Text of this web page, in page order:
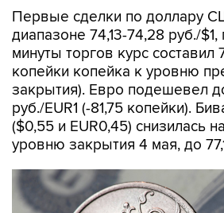
Первые сделки по доллару
диапазоне 74,13-74,28 руб./
минуты торгов курс составил
копейки копейка к уровню
закрытия). Евро подешевел
руб./EUR1 (-81,75 копейки).
($0,55 и EUR0,45) снизилась
уровню закрытия 4 мая, до